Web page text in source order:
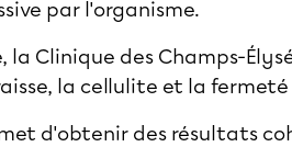
par l'organisme.
la Clinique des Champs-
la cellulite et la
d'obtenir des résultats